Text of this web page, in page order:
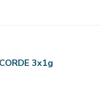
3x1g